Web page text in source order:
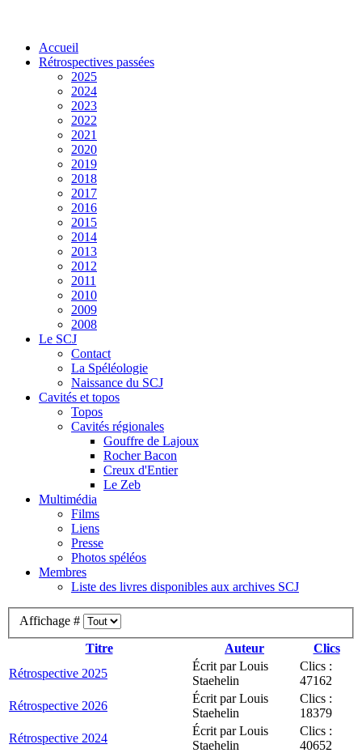
Accueil
Rétrospectives passées
2025
2024
2023
2022
2021
2020
2019
2018
2017
2016
2015
2014
2013
2012
2011
2010
2009
2008
Le SCJ
Contact
La Spéléologie
Naissance du SCJ
Cavités et topos
Topos
Cavités régionales
Gouffre de Lajoux
Rocher Bacon
Creux d'Entier
Le Zeb
Multimédia
Films
Liens
Presse
Photos spéléos
Membres
Liste des livres disponibles aux archives SCJ
Affichage #
Titre
Auteur
Clics
Rétrospective 2025
Écrit par Louis
Staehelin
Clics :
47162
Rétrospective 2026
Écrit par Louis
Staehelin
Clics :
18379
Rétrospective 2024
Écrit par Louis
Staehelin
Clics :
40652